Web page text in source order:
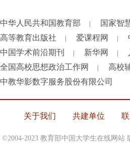
中华人民共和国教育部 | 国家智
高等教育出版社 | 爱课程网 |
中国学术前沿期刊 | 新华网 |
全国高校思想政治工作网 | 高校
中教华影数字服务股份有限公司
关于我们 共建单位
©2004-2023 教育部中国大学生在线网站